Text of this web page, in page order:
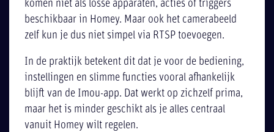
komen niet als losse apparaten, acties of triggers
beschikbaar in Homey. Maar ook het camerabeeld
zelf kun je dus niet simpel via RTSP toevoegen.
In de praktijk betekent dit dat je voor de bediening,
instellingen en slimme functies vooral afhankelijk
blijft van de Imou-app. Dat werkt op zichzelf prima,
maar het is minder geschikt als je alles centraal
vanuit Homey wilt regelen.